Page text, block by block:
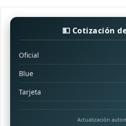
💵 Cotización
Oficial
Blue
Tarjeta
Actualización